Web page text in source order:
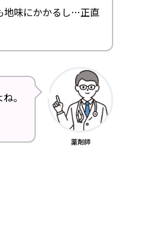
地味にかかるし…正直
。
薬剤師